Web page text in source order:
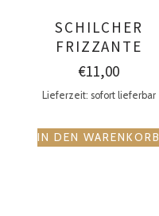
SCHILCHER
FRIZZANTE
€11,00
Lieferzeit: sofort lieferbar
IN DEN WARENKORB